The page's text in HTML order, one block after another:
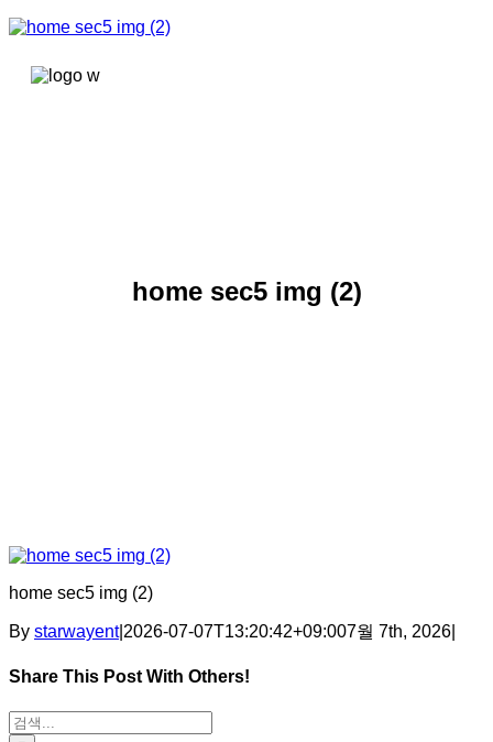
콘텐츠로
home sec5 img (2)
home sec5 img (2)
By starwayent| 2026-07-07T13:20:42+09:007월 7th, 2026
Share This Post With Others!
Facebook
X
Tumblr
Pinterest
이메일
검색: